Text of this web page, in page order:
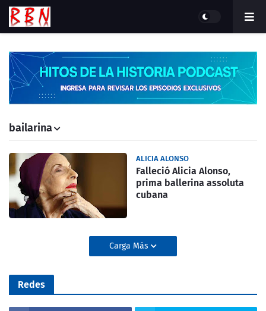
bailarina
ALICIA ALONSO
Falleció Alicia Alonso,
prima ballerina assoluta
cubana
Carga Más
Redes